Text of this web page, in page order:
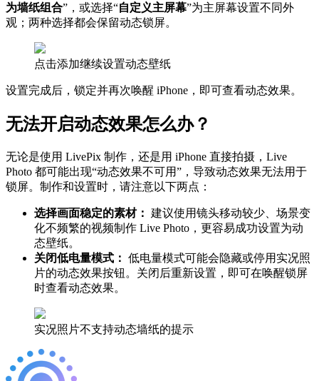
为墙纸组合”，或选择“自定义主屏幕”为主屏幕设置不同外
观；两种选择都会保留动态锁屏。
点击添加继续设置动态壁纸
设置完成后，锁定并再次唤醒 iPhone，即可查看动态效果。
无法开启动态效果怎么办？
无论是使用 LivePix 制作，还是用 iPhone 直接拍摄，Live
Photo 都可能出现“动态效果不可用”，导致动态效果无法用于
锁屏。制作和设置时，请注意以下两点：
选择画面稳定的素材： 建议使用镜头移动较少、场景变
化不频繁的视频制作 Live Photo，更容易成功设置为动
态壁纸。
关闭低电量模式： 低电量模式可能会隐藏或停用实况照
片的动态效果按钮。关闭后重新设置，即可在唤醒锁屏
时查看动态效果。
实况照片不支持动态墙纸的提示